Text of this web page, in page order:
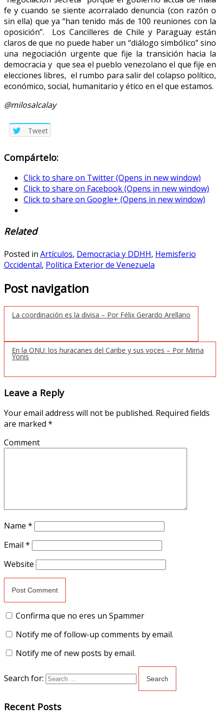
fe y cuando se siente acorralado denuncia (con razón o
sin ella) que ya “han tenido más de 100 reuniones con la
oposición”. Los Cancilleres de Chile y Paraguay están
claros de que no puede haber un “diálogo simbólico” sino
una negociación urgente que fije la transición hacia la
democracia y que sea el pueblo venezolano el que fije en
elecciones libres, el rumbo para salir del colapso político,
económico, social, humanitario y ético en el que estamos.
@milosalcalay
Tweet
Compártelo:
Click to share on Twitter (Opens in new window)
Click to share on Facebook (Opens in new window)
Click to share on Google+ (Opens in new window)
Related
Posted in Artículos, Democracia y DDHH, Hemisferio
Occidental, Política Exterior de Venezuela
Post navigation
La coordinación es la divisa – Por Félix Gerardo Arellano
En la ONU: los huracanes del Caribe y sus voces – Por Mirna
Yonis
Leave a Reply
Your email address will not be published. Required fields
are marked *
Comment
Name *
Email *
Website
Confirma que no eres un Spammer
Notify me of follow-up comments by email.
Notify me of new posts by email.
Search for:
Recent Posts